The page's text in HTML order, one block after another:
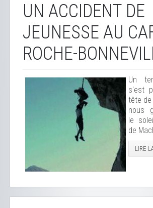
UN ACCIDENT DE
JEUNESSE AU
ROCHE-
Un
s'est
tête de
nous
le
de
LIRE